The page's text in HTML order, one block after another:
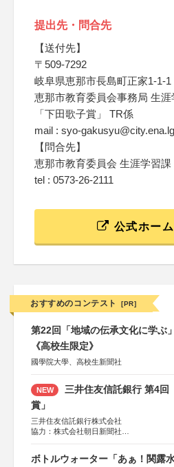
提出先・問合先
【送付先】
〒509-7292
岐阜県恵那市長島町正家1-1-1
恵那市教育委員会事務局 生涯
「下田歌子賞」 TR係
mail : syo-
【問合先】
恵那市教育委員会 生涯学習
tel : 0573-26-2111
公式ホー
おすすめのコンテスト [PR]
第22回「地域の伝承文化に学ぶ
《高校生限定》
國學院大學、高校生新聞社
NEW
三井住友信託銀行 第4回
賞」
三井住友信託銀行株式会社
協力：株式会社朝日新聞社
ボトルウォーター「あぁ！関露